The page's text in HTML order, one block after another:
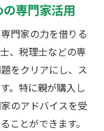
専門家活用
門家の力を借りる
、税理士などの専
をクリアにし、ス
。特に親が購入し
のアドバイスを受
ことができます。